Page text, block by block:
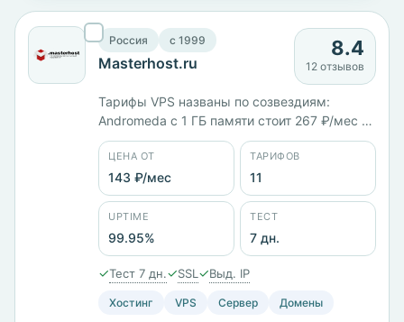
Россия c 1999
Masterhost.ru
8.4
12 отзывов
Тарифы VPS названы по созвездиям:
Andromeda с 1 ГБ памяти стоит 267 ₽/мес на
KVM, Cassiopeia с 2 ГБ — 445 ₽/мес, DELTA
на Hyper-V с 2 ядрами и 4 ГБ — 960 ₽/мес.
Работает с 1999 года, юрлицо ООО
«МАСТЕРХОСТ», серверы в России. Панель
собственная, заявленный uptime 99,95%.
ЦЕНА ОТ
143 ₽/мес
ТАРИФОВ
11
UPTIME
99.95%
ТЕСТ
7 дн.
✓Тест 7 дн.✓SSL ✓Выд. IP
Хостинг VPS Сервер Домены